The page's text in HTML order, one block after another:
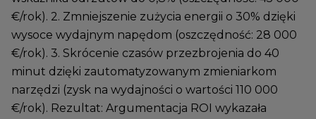
€/rok). 2. Zmniejszenie zużycia energii o 30% dzięki
wysoce wydajnym napędom (oszczędność: 28 000
€/rok). 3. Skrócenie czasów przezbrojenia do 40
minut dzięki zautomatyzowanym zmieniarkom
narzędzi (zysk na wydajności o wartości 110 000
€/rok). Rezultat: Argumentacja ROI wykazała